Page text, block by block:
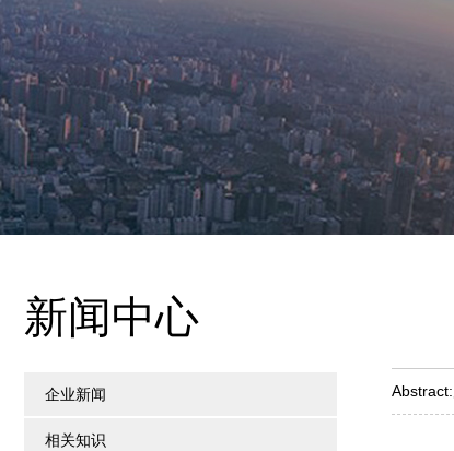
新闻中心
企业新闻
相关知识
Abstract: